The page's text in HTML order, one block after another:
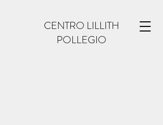
CENTRO LILLITH
POLLEGIO